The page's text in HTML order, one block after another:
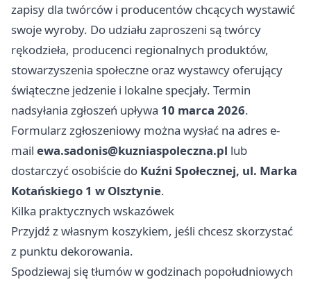
zapisy dla twórców i producentów chcących wystawić
swoje wyroby. Do udziału zaproszeni są twórcy
rękodzieła, producenci regionalnych produktów,
stowarzyszenia społeczne oraz wystawcy oferujący
świąteczne jedzenie i lokalne specjały. Termin
nadsyłania zgłoszeń upływa 10 marca 2026.
Formularz zgłoszeniowy można wysłać na adres e-
mail ewa.sadonis@kuzniaspoleczna.pl lub
dostarczyć osobiście do Kuźni Społecznej, ul. Marka
Kotańskiego 1 w Olsztynie.
Kilka praktycznych wskazówek
Przyjdź z własnym koszykiem, jeśli chcesz skorzystać
z punktu dekorowania.
Spodziewaj się tłumów w godzinach popołudniowych